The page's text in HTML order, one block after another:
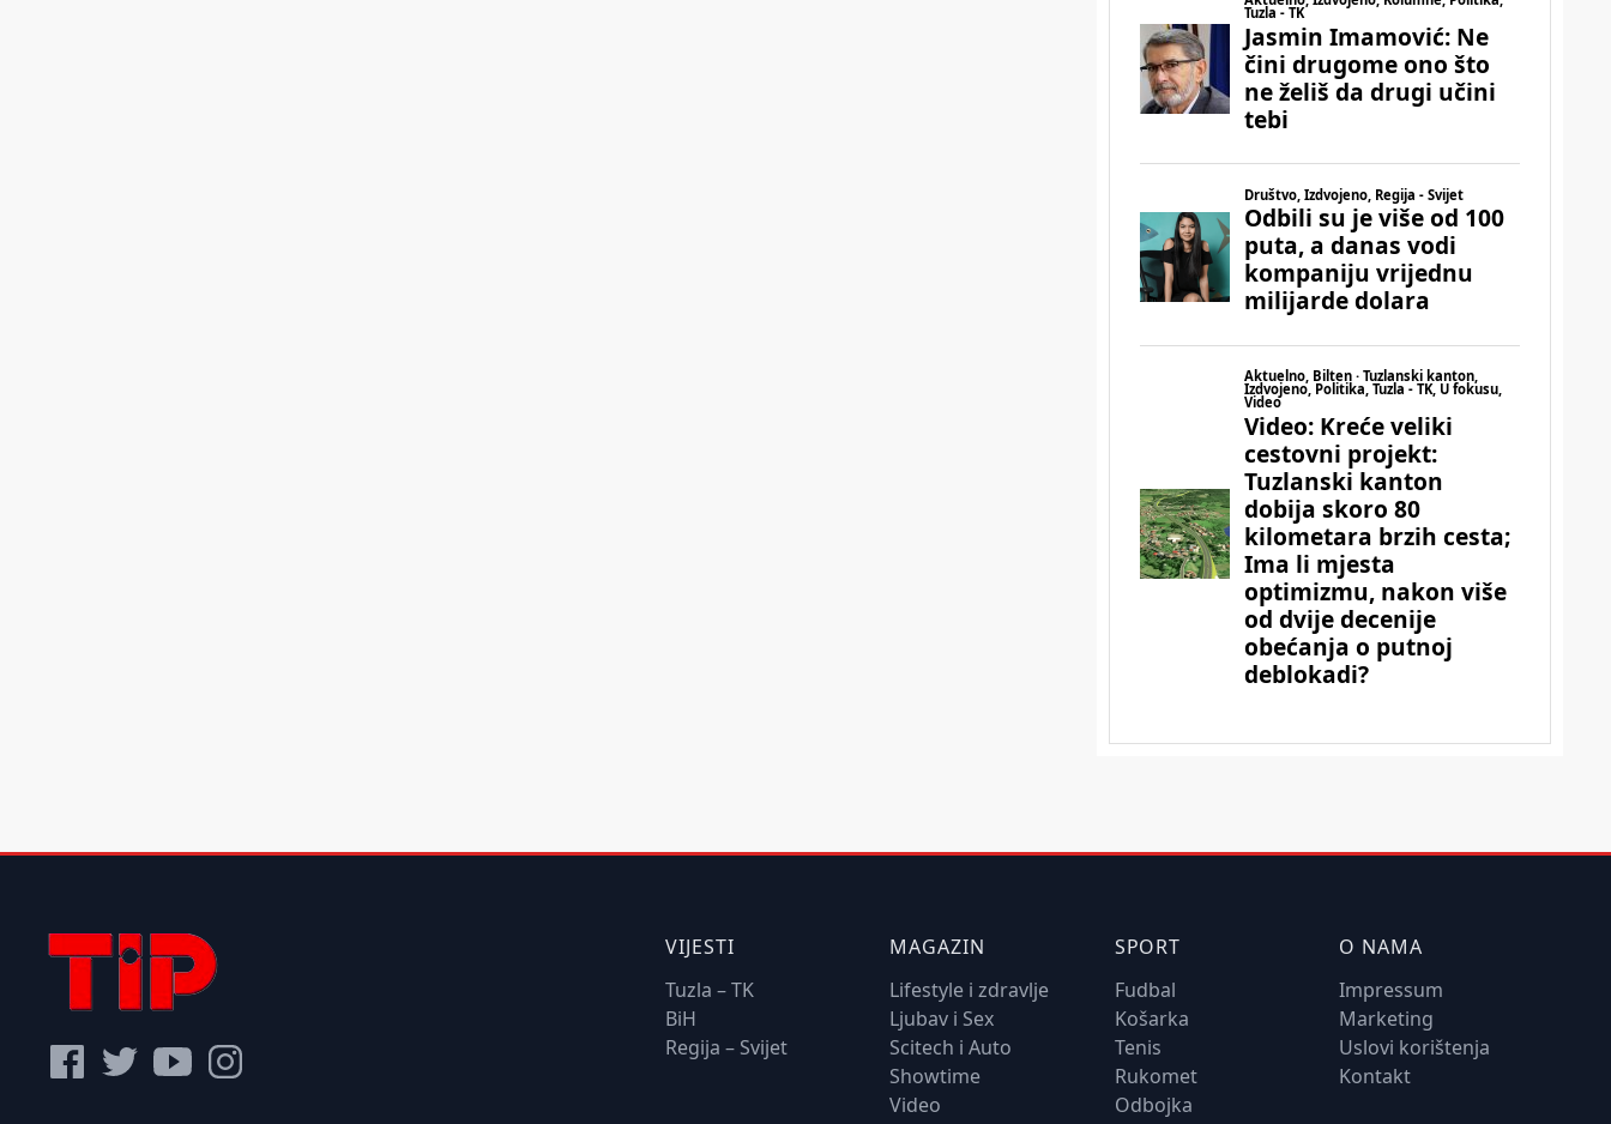
VIJESTI
Tuzla – TK
BiH
Regija – Svijet
MAGAZIN
Lifestyle i zdravlje
Ljubav i Sex
Scitech i Auto
Showtime
Video
SPORT
Fudbal
Košarka
Tenis
Rukomet
Odbojka
O NAMA
Impressum
Marketing
Uslovi korištenja
Kontakt